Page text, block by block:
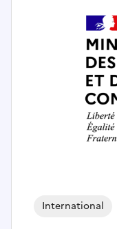
International